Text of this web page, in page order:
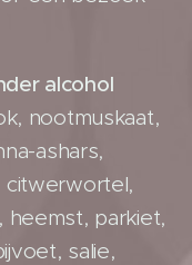
alcohol
nootmuskaat,
ashars,
citwerwortel,
heemst, parkiet,
salie,